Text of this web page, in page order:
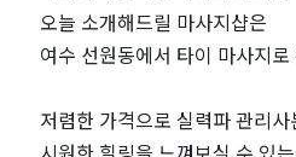
인
기
오늘 소개해드릴 마사지샵은
여수 선원동에서 타이 마사지
저렴한 가격으로 실력파 관리사